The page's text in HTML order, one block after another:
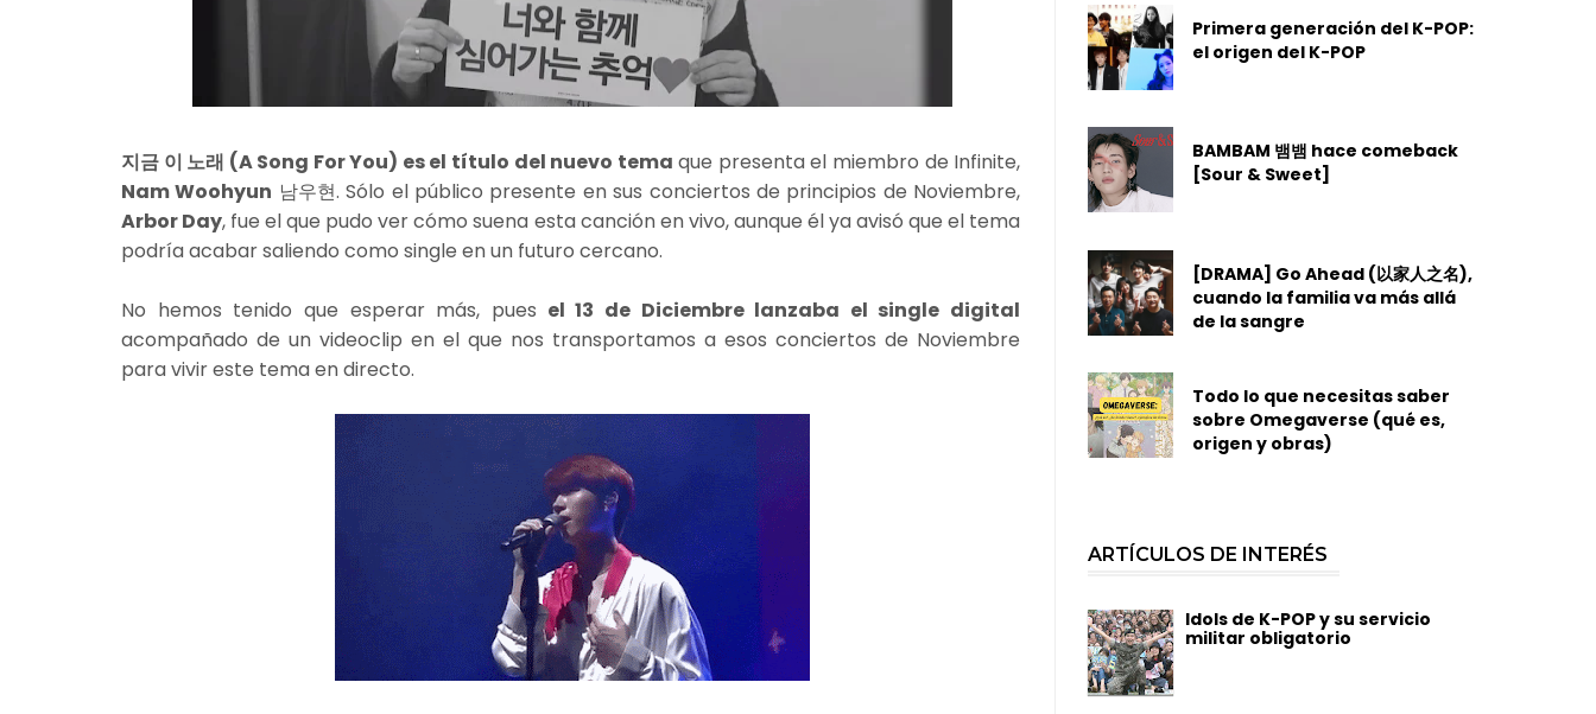
지금 이 노래 (A Song For You) es el título del nuevo tema que presenta el miembro de Infinite,
Nam Woohyun 남우현. Sólo el público presente en sus conciertos de principios de Noviembre,
Arbor Day, fue el que pudo ver cómo suena esta canción en vivo, aunque él ya avisó que el tema
podría acabar saliendo como single en un futuro cercano.
No hemos tenido que esperar más, pues el 13 de Diciembre lanzaba el single digital
acompañado de un videoclip en el que nos transportamos a esos conciertos de Noviembre
para vivir este tema en directo.
Primera generación del K-POP:
el origen del K-POP
BAMBAM 뱀뱀 hace comeback
[Sour & Sweet]
[DRAMA] Go Ahead (以家人之名),
cuando la familia va más allá
de la sangre
Todo lo que necesitas saber
sobre Omegaverse (qué es,
origen y obras)
ARTÍCULOS DE INTERÉS
Idols de K-POP y su servicio
militar obligatorio